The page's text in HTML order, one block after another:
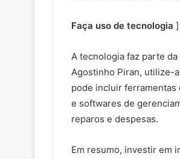
Faça uso de tecnologia ]
A tecnologia faz parte
Agostinho Piran, utilize-
pode incluir
e softwares de
reparos e despesas.
Em resumo, investir em